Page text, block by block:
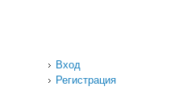
Вход
Регистрация